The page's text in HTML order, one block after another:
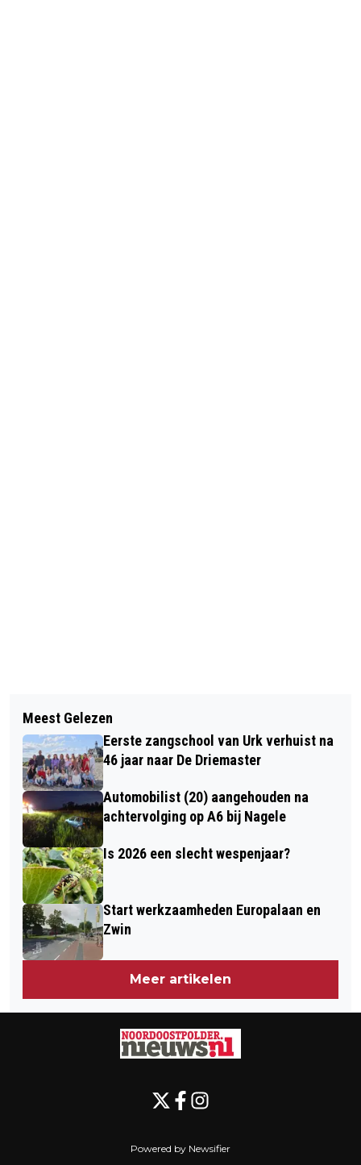
BURGEMEESTER SLUIT BEDRIJFSPAND
NA VONDST DRUGSLAB
FLEVOLAND ZET KOMENDE JAREN IN
OP VERBETEREN VAN WATER
Meest Gelezen
Eerste zangschool van Urk verhuist na
46 jaar naar De Driemaster
Automobilist (20) aangehouden na
achtervolging op A6 bij Nagele
Is 2026 een slecht wespenjaar?
Start werkzaamheden Europalaan en
Zwin
Meer artikelen
Powered by Newsifier